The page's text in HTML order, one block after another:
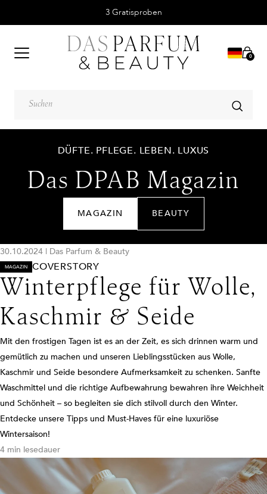
3 Gratisproben
0
DÜFTE. PFLEGE. LEBEN. LUXUS
Das DPAB Magazin
MAGAZIN BEAUTY
30.10.2024 | Das Parfum & Beauty
MAGAZIN COVERSTORY
Winterpflege für Wolle,
Kaschmir & Seide
Mit den frostigen Tagen ist es an der Zeit, es sich drinnen warm und
gemütlich zu machen und unseren Lieblingsstücken aus Wolle,
Kaschmir und Seide besondere Aufmerksamkeit zu schenken. Sanfte
Waschmittel und die richtige Aufbewahrung bewahren ihre Weichheit
und Schönheit – so begleiten sie dich stilvoll durch den Winter.
Entdecke unsere Tipps und Must-Haves für eine luxuriöse
Wintersaison!
4 min lesedauer